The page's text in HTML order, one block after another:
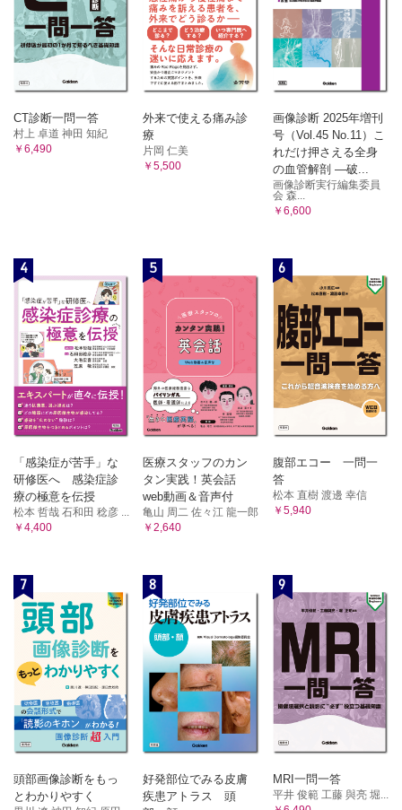
CT診断一問一答
村上 卓道 神田 知紀
￥6,490
外来で使える痛み診
療
片岡 仁美
￥5,500
画像診断 2025年増刊
号（Vol.45 No.11）こ
れだけ押さえる全身
の血管解剖 ―破...
画像診断実行編集委員
会 森...
￥6,600
4
「感染症が苦手」な
研修医へ 感染症診
療の極意を伝授
松本 哲哉 石和田 稔彦 ...
￥4,400
5
医療スタッフのカン
タン実践！英会話
web動画＆音声付
亀山 周二 佐々江 龍一郎
￥2,640
6
腹部エコー 一問一
答
松本 直樹 渡邊 幸信
￥5,940
7
頭部画像診断をもっ
とわかりやすく
8
好発部位でみる皮膚
疾患アトラス 頭
9
MRI一問一答
平井 俊範 工藤 與亮 堀...